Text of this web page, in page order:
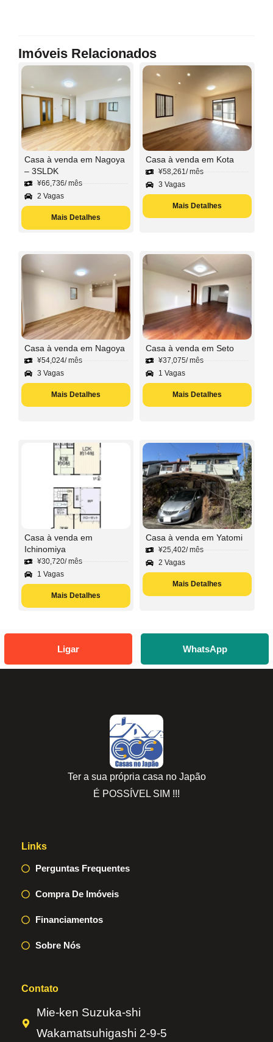
Imóveis Relacionados
Casa à venda em Nagoya
– 3SLDK
¥66,736/ mês
2 Vagas
Mais Detalhes
Casa à venda em Kota
¥58,261/ mês
3 Vagas
Mais Detalhes
Casa à venda em Nagoya
¥54,024/ mês
3 Vagas
Mais Detalhes
Casa à venda em Seto
¥37,075/ mês
1 Vagas
Mais Detalhes
Casa à venda em
Ichinomiya
¥30,720/ mês
1 Vagas
Mais Detalhes
Casa à venda em Yatomi
¥25,402/ mês
2 Vagas
Mais Detalhes
Ligar WhatsApp
Ter a sua própria casa no Japão
É POSSÍVEL SIM !!!
Links
Perguntas Frequentes
Compra De Imóveis
Financiamentos
Sobre Nós
Contato
Mie-ken Suzuka-shi
Wakamatsuhigashi 2-9-5